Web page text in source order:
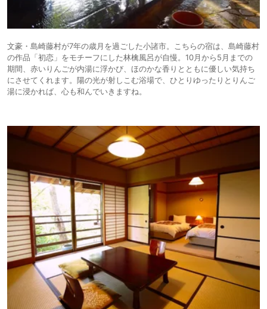
文豪・島崎藤村が7年の歳月を過ごした小諸市。こちらの宿は、島崎藤村
の作品「初恋」をモチーフにした林檎風呂が自慢。10月から5月までの
期間、赤いりんごが内湯に浮かび、ほのかな香りとともに優しい気持ち
にさせてくれます。陽の光が射しこむ浴場で、ひとりゆったりとりんご
湯に浸かれば、心も和んでいきますね。